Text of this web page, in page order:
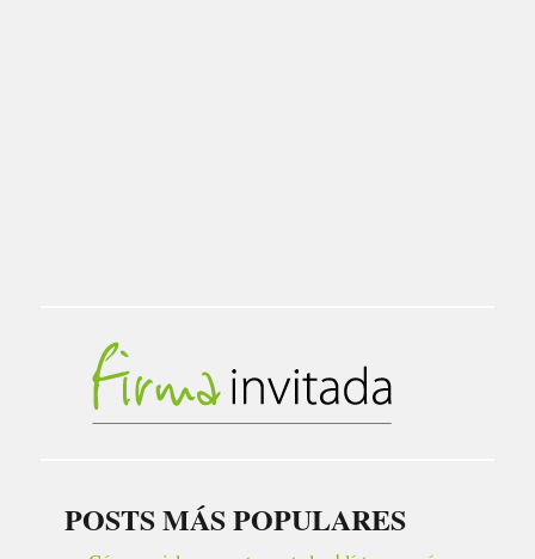
POSTS MÁS POPULARES